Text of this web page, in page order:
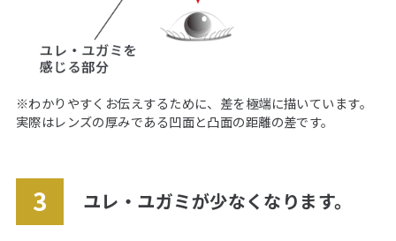
※わかりやすくお伝えするために、差を極端に描いています。
実際はレンズの厚みである凹面と凸面の距離の差です。
ユレ・ユガミが少なくなります。